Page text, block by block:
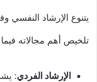
يتنوع الإرشاد النفسي
تلخيص أهم مجالاته
الإرشاد الفردي: